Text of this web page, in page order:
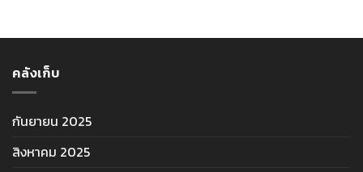
คลังเก็บ
กันยายน 2025
สิงหาคม 2025